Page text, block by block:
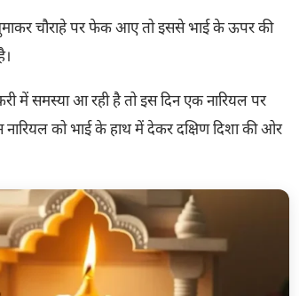
चौराहे पर फेक आए तो इससे भाई के ऊपर की
में समस्या आ रही है तो इस दिन एक नारियल पर
नारियल को भाई के हाथ में देकर दक्षिण दिशा की ओर